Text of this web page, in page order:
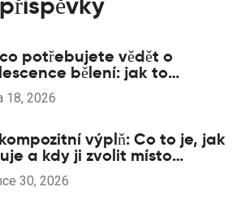
potřebujete vědět o
bělení: jak to
kolik stojí a co vás čeká
18, 2026
výplň: Co to je, jak
a kdy ji zvolit místo
30, 2026